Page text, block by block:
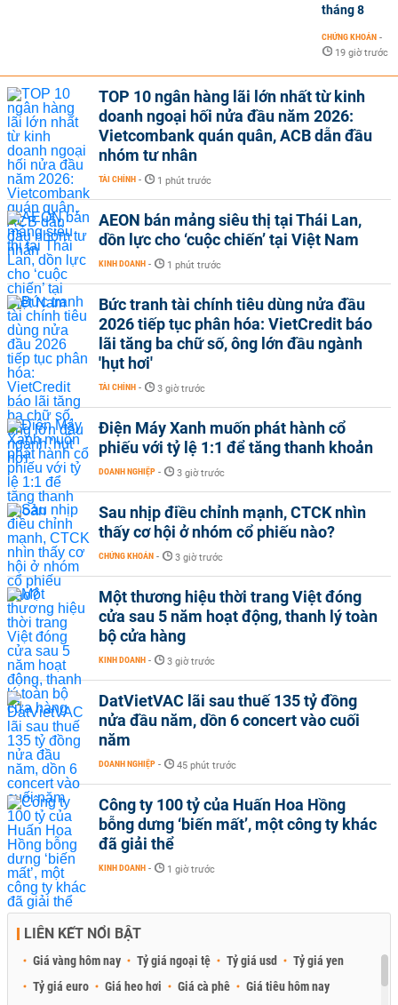
tháng 8
CHỨNG KHOÁN -
19 giờ trước
TOP 10 ngân hàng lãi lớn nhất từ kinh
doanh ngoại hối nửa đầu năm 2026:
Vietcombank quán quân, ACB dẫn đầu
nhóm tư nhân
TÀI CHÍNH - 1 phút trước
AEON bán mảng siêu thị tại Thái Lan,
dồn lực cho ‘cuộc chiến’ tại Việt Nam
KINH DOANH - 1 phút trước
Bức tranh tài chính tiêu dùng nửa đầu
2026 tiếp tục phân hóa: VietCredit báo
lãi tăng ba chữ số, ông lớn đầu ngành
'hụt hơi'
TÀI CHÍNH - 3 giờ trước
Điện Máy Xanh muốn phát hành cổ
phiếu với tỷ lệ 1:1 để tăng thanh khoản
DOANH NGHIỆP - 3 giờ trước
Sau nhịp điều chỉnh mạnh, CTCK nhìn
thấy cơ hội ở nhóm cổ phiếu nào?
CHỨNG KHOÁN - 3 giờ trước
Một thương hiệu thời trang Việt đóng
cửa sau 5 năm hoạt động, thanh lý toàn
bộ cửa hàng
KINH DOANH - 3 giờ trước
DatVietVAC lãi sau thuế 135 tỷ đồng
nửa đầu năm, dồn 6 concert vào cuối
năm
DOANH NGHIỆP - 45 phút trước
Công ty 100 tỷ của Huấn Hoa Hồng
bỗng dưng ‘biến mất’, một công ty khác
đã giải thể
KINH DOANH - 1 giờ trước
LIÊN KẾT NỔI BẬT
Giá vàng hôm nay Tỷ giá ngoại tệ Tỷ giá usd
Tỷ giá yen
Tỷ giá euro
Giá heo hơi Giá cà phê
Giá tiêu hôm nay